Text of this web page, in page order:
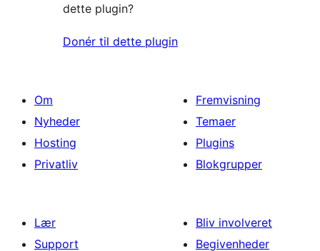
dette plugin?
Donér til dette plugin
Om
Nyheder
Hosting
Privatliv
Fremvisning
Temaer
Plugins
Blokgrupper
Lær
Support
Bliv involveret
Begivenheder